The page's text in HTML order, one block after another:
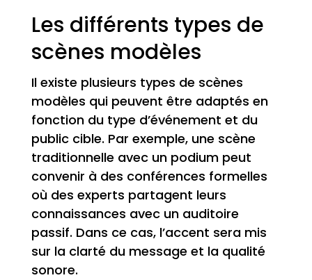
Les différents types de
scènes modèles
Il existe plusieurs types de scènes
modèles qui peuvent être adaptés en
fonction du type d’événement et du
public cible. Par exemple, une scène
traditionnelle avec un podium peut
convenir à des conférences formelles
où des experts partagent leurs
connaissances avec un auditoire
passif. Dans ce cas, l’accent sera mis
sur la clarté du message et la qualité
sonore.